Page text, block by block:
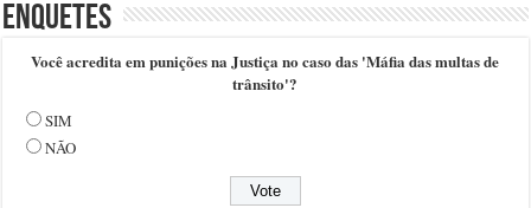
Enquetes
Você acredita em punições na Justiça no caso das 'Máfia das multas de
trânsito'?
SIM
NÃO